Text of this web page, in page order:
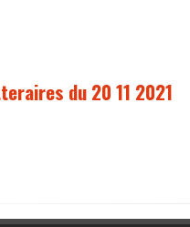
du 20 11 2021